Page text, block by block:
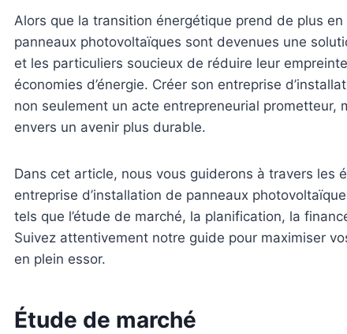
Alors que la transition énergétique prend de plus en
panneaux photovoltaïques sont devenues une
et les particuliers soucieux de réduire leur
économies d’énergie. Créer son entreprise
non seulement un acte entrepreneurial prometteur,
envers un avenir plus durable.
Dans cet article, nous vous guiderons à travers les
entreprise d’installation de panneaux
tels que l’étude de marché, la planification, la
Suivez attentivement notre guide pour maximiser
en plein essor.
Étude de marché